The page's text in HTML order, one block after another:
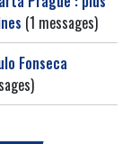
(1 messages)
Fonseca